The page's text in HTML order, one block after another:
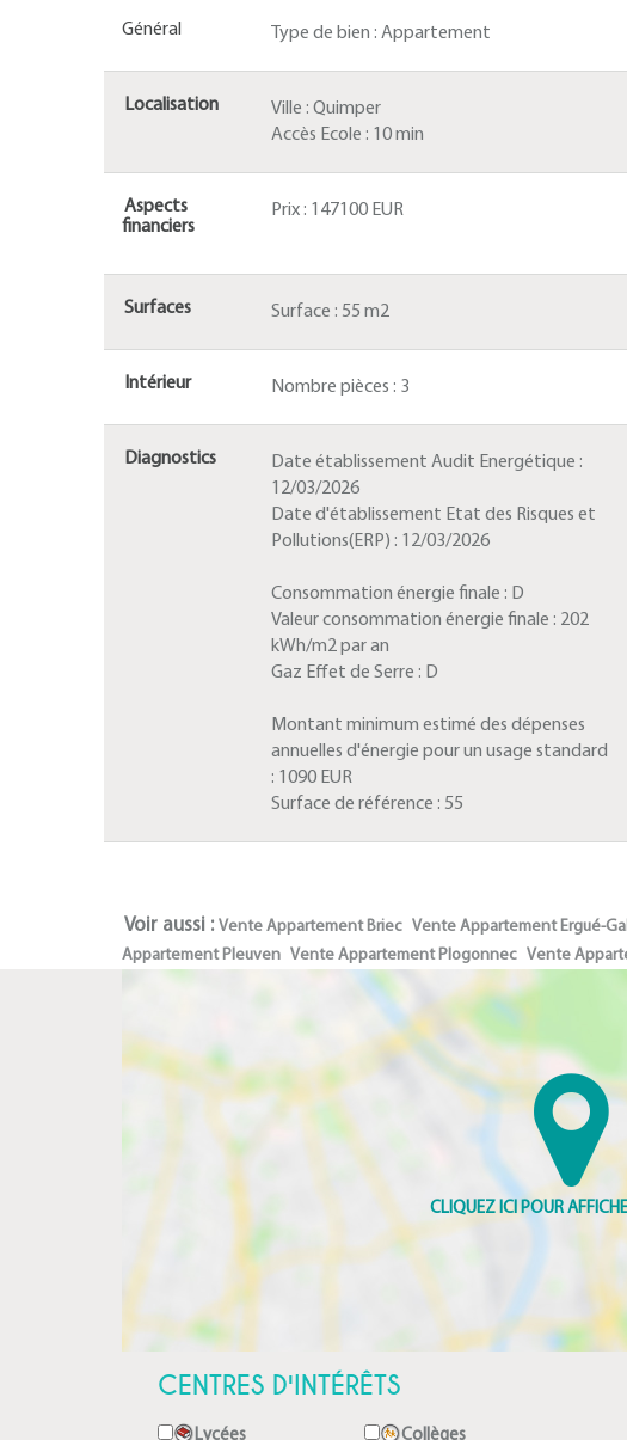
Général Type de bien : Appartement
Localisation Ville : Quimper
Accès Ecole : 10 min
Aspects
financiers
Prix : 147100 EUR
Surfaces Surface : 55 m2
Intérieur Nombre pièces : 3
Diagnostics
Date établissement Audit Energétique :
12/03/2026
Date d'établissement Etat des Risques et
Pollutions(ERP) : 12/03/2026
Consommation énergie finale : D
Valeur consommation énergie finale : 202
kWh/m2 par an
Gaz Effet de Serre : D
Montant minimum estimé des dépenses
annuelles d'énergie pour un usage standard
: 1090 EUR
Surface de référence : 55
Voir aussi : Vente Appartement Briec Vente Appartement Ergué-
Appartement Pleuven Vente Appartement Plogonnec Vente
CENTRES D'INTÉRÊTS
Lycées Collèges